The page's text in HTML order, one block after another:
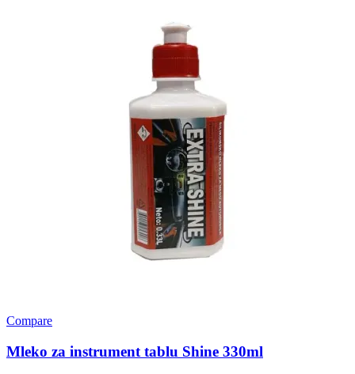
Compare
Mleko za instrument tablu Shine 330ml